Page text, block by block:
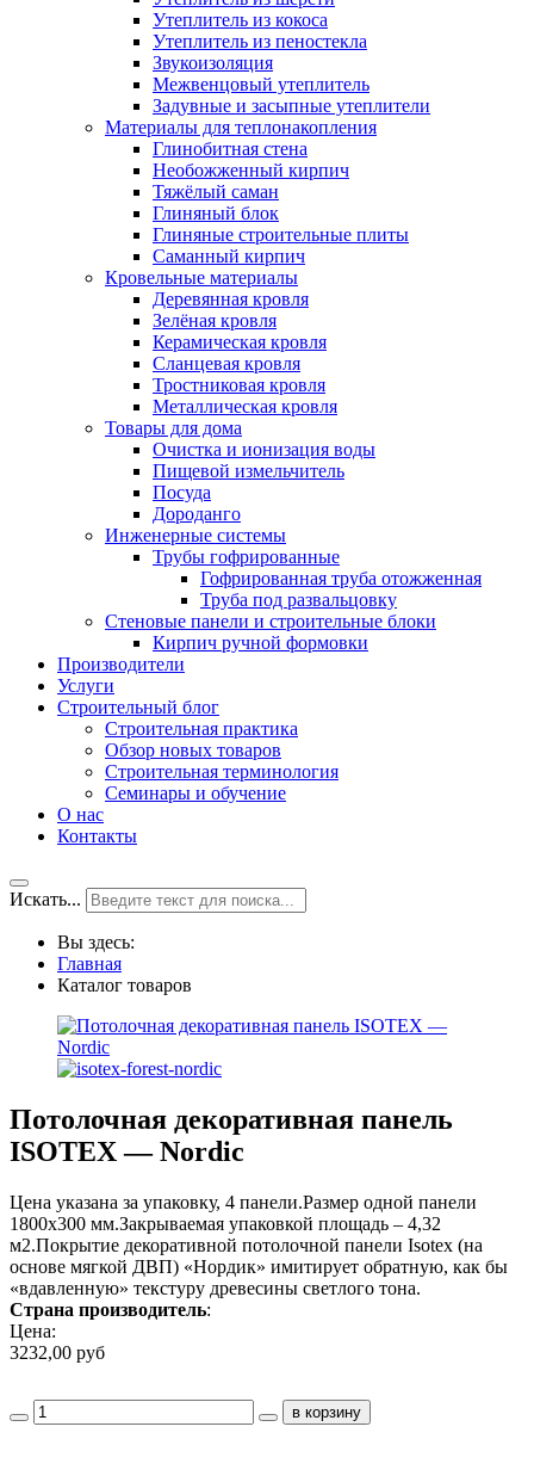
Утеплитель из кокоса
Утеплитель из пеностекла
Звукоизоляция
Межвенцовый утеплитель
Задувные и засыпные утеплители
Материалы для теплонакопления
Глинобитная стена
Необожженный кирпич
Тяжёлый саман
Глиняный блок
Глиняные строительные плиты
Саманный кирпич
Кровельные материалы
Деревянная кровля
Зелёная кровля
Керамическая кровля
Сланцевая кровля
Тростниковая кровля
Металлическая кровля
Товары для дома
Очистка и ионизация воды
Пищевой измельчитель
Посуда
Дороданго
Инженерные системы
Трубы гофрированные
Гофрированная труба отожженная
Труба под развальцовку
Стеновые панели и строительные блоки
Кирпич ручной формовки
Производители
Услуги
Строительный блог
Строительная практика
Обзор новых товаров
Строительная терминология
Семинары и обучение
О нас
Контакты
Искать...
Вы здесь:
Главная
Каталог товаров
Потолочная декоративная панель
ISOTEX — Nordic
Цена указана за упаковку, 4 панели.Размер одной панели
1800х300 мм.Закрываемая упаковкой площадь – 4,32
м2.Покрытие декоративной потолочной панели Isotex (на
основе мягкой ДВП) «Нордик» имитирует обратную, как бы
«вдавленную» текстуру древесины светлого тона.
Страна производитель:
Цена:
3232,00 руб